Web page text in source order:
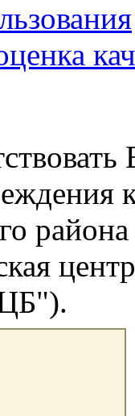
района